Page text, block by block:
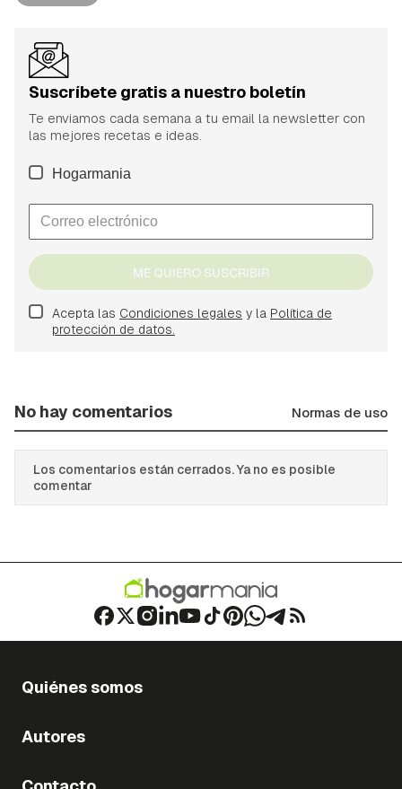
Suscríbete gratis a nuestro boletín
Te enviamos cada semana a tu email la newsletter con
las mejores recetas e ideas.
Hogarmania
ME QUIERO SUSCRIBIR
Acepta las Condiciones legales y la Política de
protección de datos.
No hay comentarios Normas de uso
Los comentarios están cerrados. Ya no es posible
comentar
Quiénes somos
Autores